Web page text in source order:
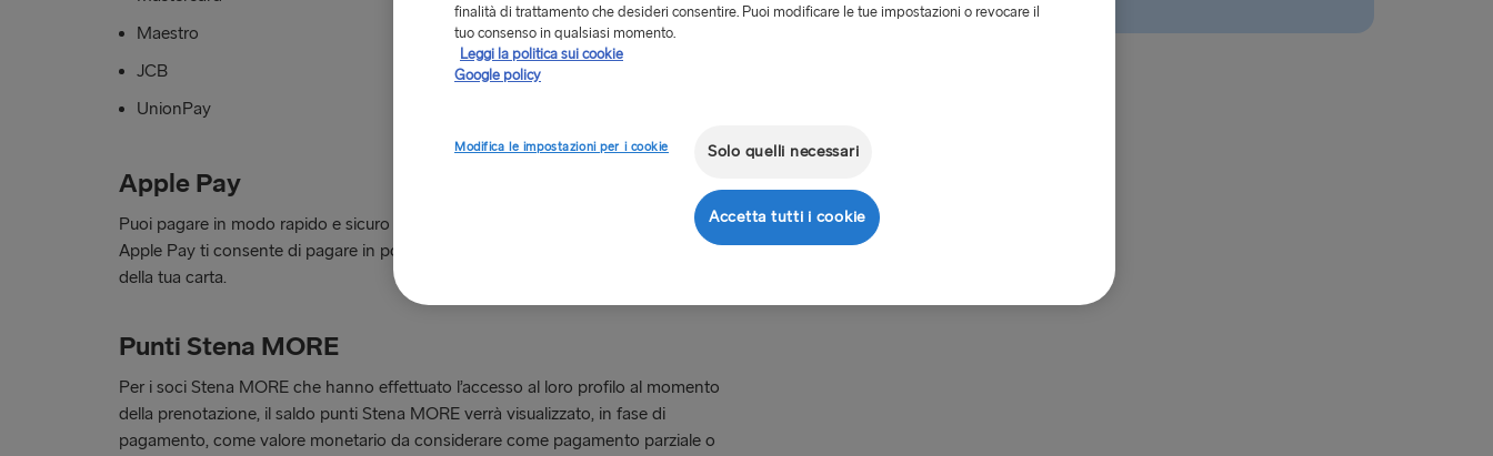
Maestro
JCB
UnionPay
Apple Pay
Puoi pagare in modo rapido e sicuro tramite Apple Pay sul tuo dispositivo Apple.
Apple Pay ti consente di pagare in pochi semplici passaggi, senza inserire i dati
della tua carta.
Punti Stena MORE
Per i soci Stena MORE che hanno effettuato l’accesso al loro profilo al momento
della prenotazione, il saldo punti Stena MORE verrà visualizzato, in fase di
pagamento, come valore monetario da considerare come pagamento parziale o
finalità di trattamento che desideri consentire. Puoi modificare le tue impostazioni o revocare il
tuo consenso in qualsiasi momento.
Leggi la politica sui cookie
Google policy
Modifica le impostazioni per i cookie Solo quelli necessari
Accetta tutti i cookie